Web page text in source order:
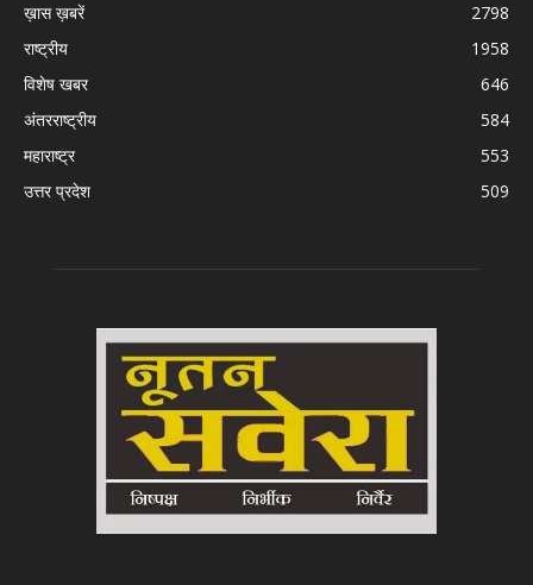
ख़ास ख़बरें
2798
राष्ट्रीय
1958
विशेष खबर
646
अंतरराष्ट्रीय
584
महाराष्ट्र
553
उत्तर प्रदेश
509